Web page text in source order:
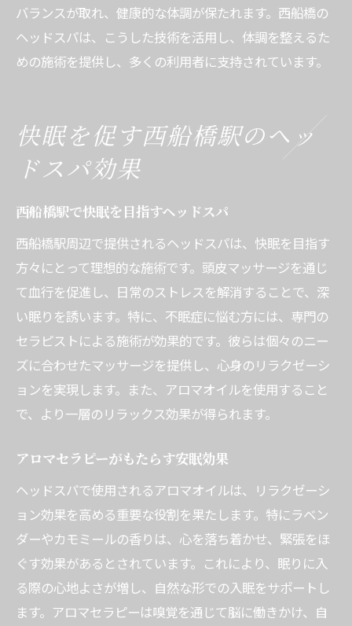
バランスが取れ、健康的な体調が保たれます。西船橋の
ヘッドスパは、こうした技術を活用し、体調を整えるた
めの施術を提供し、多くの利用者に支持されています。
快眠を促す西船橋駅のヘッ
ドスパ効果
西船橋駅で快眠を目指すヘッドスパ
西船橋駅周辺で提供されるヘッドスパは、快眠を目指す
方々にとって理想的な施術です。頭皮マッサージを通じ
て血行を促進し、日常のストレスを解消することで、深
い眠りを誘います。特に、不眠症に悩む方には、専門の
セラピストによる施術が効果的です。彼らは個々のニー
ズに合わせたマッサージを提供し、心身のリラクゼーシ
ョンを実現します。また、アロマオイルを使用すること
で、より一層のリラックス効果が得られます。
アロマセラピーがもたらす安眠効果
ヘッドスパで使用されるアロマオイルは、リラクゼーシ
ョン効果を高める重要な役割を果たします。特にラベン
ダーやカモミールの香りは、心を落ち着かせ、緊張をほ
ぐす効果があるとされています。これにより、眠りに入
る際の心地よさが増し、自然な形での入眠をサポートし
ます。アロマセラピーは嗅覚を通じて脳に働きかけ、自